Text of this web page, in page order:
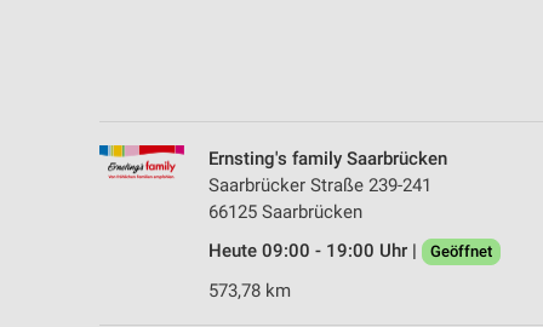
Ernsting's family Saarbrücken
Saarbrücker Straße 239-241
66125 Saarbrücken
Heute 09:00 - 19:00 Uhr |
Geöffnet
573,78 km
Notwendig